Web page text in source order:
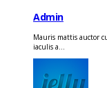
Admin
Mauris mattis auctor
iaculis a...